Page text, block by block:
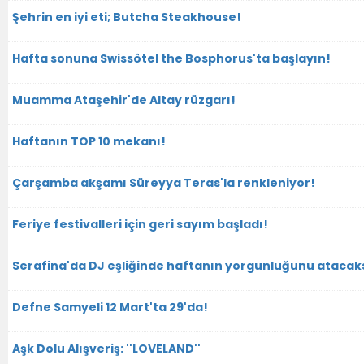
Şehrin en iyi eti; Butcha Steakhouse!
Hafta sonuna Swissôtel the Bosphorus'ta başlayın!
Muamma Ataşehir'de Altay rüzgarı!
Haftanın TOP 10 mekanı!
Çarşamba akşamı Süreyya Teras'la renkleniyor!
Feriye festivalleri için geri sayım başladı!
Serafina'da DJ eşliğinde haftanın yorgunluğunu
Defne Samyeli 12 Mart'ta 29'da!
Aşk Dolu Alışveriş: ''LOVELAND''